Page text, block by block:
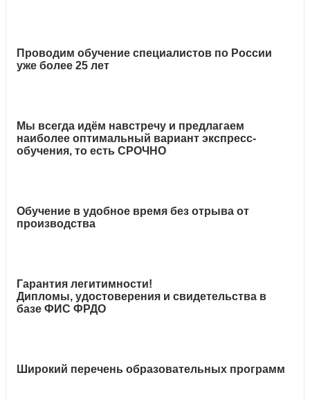
Проводим обучение специалистов по России
уже более 25 лет
Мы всегда идём навстречу и предлагаем
наиболее оптимальный вариант экспресс-
обучения, то есть СРОЧНО
Обучение в удобное время без отрыва от
производства
Гарантия легитимности!
Дипломы, удостоверения и свидетельства в
базе ФИС ФРДО
Широкий перечень образовательных программ